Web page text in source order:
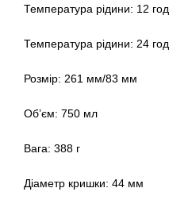
Температура рідини: 12
Температура рідини: 24
Розмір: 261 мм/83 мм
Об’єм: 750 мл
Вага: 388 г
Діаметр кришки: 44 мм